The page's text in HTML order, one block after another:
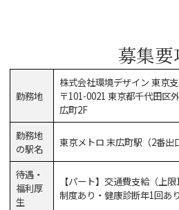
募集要
勤務地
株式会社環境デザイン 東京
〒101-0021 東京都千代田区
広町2F
勤務地
の駅名
東京メトロ 末広町駅（2番出
待遇・
福利厚
生
【パート】交通費支給（上
制度あり・健康診断年1回あり